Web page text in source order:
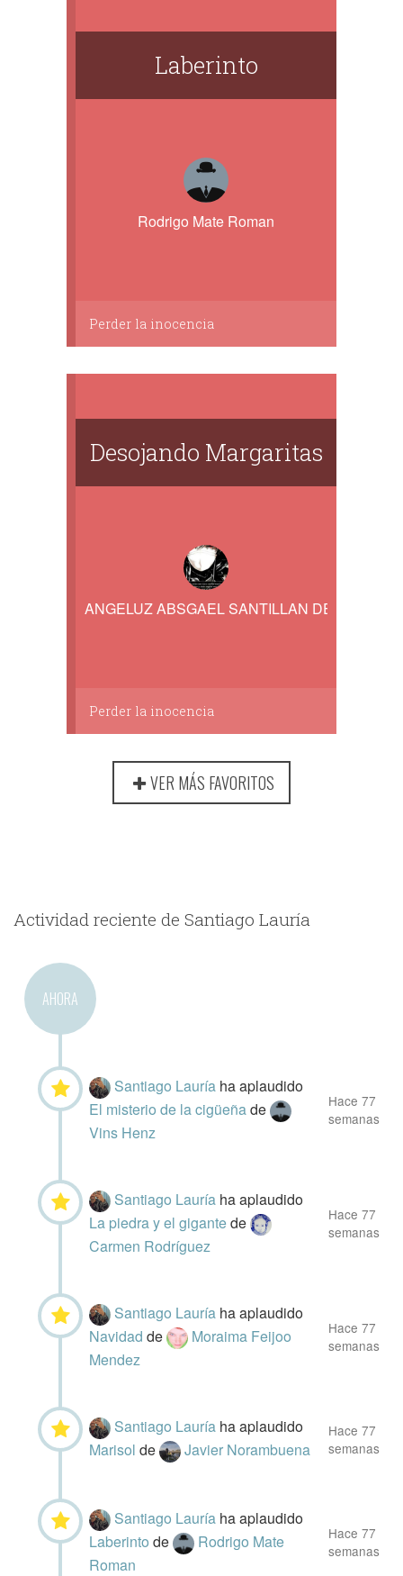
Laberinto
Rodrigo Mate Roman
Perder la inocencia
Desojando Margaritas
ANGELUZ ABSGAEL SANTILLAN DE LA MARK
Perder la inocencia
VER MÁS FAVORITOS
Actividad reciente de Santiago Lauría
AHORA
Santiago Lauría ha aplaudido
El misterio de la cigüeñade
Vins Henz
Hace 77
semanas
Santiago Lauría ha aplaudido
La piedra y el gigantede
Carmen Rodríguez
Hace 77
semanas
Santiago Lauría ha aplaudido
Navidadde
Moraima Feijoo
Mendez
Hace 77
semanas
Santiago Lauría ha aplaudido
Marisolde Javier Norambuena
Hace 77
semanas
Santiago Lauría ha aplaudido
Laberintode
Rodrigo Mate
Roman
Hace 77
semanas